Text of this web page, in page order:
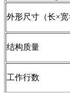
外形尺寸（长×宽
结构质量
工作行数